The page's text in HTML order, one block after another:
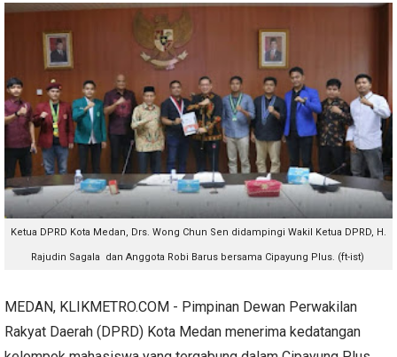
Ketua DPRD Kota Medan, Drs. Wong Chun Sen didampingi Wakil Ketua DPRD, H.
Rajudin Sagala dan Anggota Robi Barus bersama Cipayung Plus. (ft-ist)
MEDAN, KLIKMETRO.COM - Pimpinan Dewan Perwakilan
Rakyat Daerah (DPRD) Kota Medan menerima kedatangan